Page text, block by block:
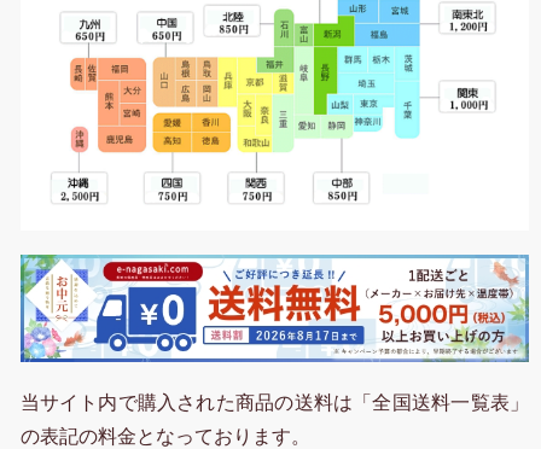
当サイト内で購入された商品の送料は「全国送料一覧表」
の表記の料金となっております。